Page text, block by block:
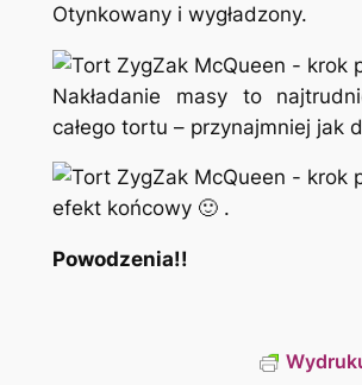
Otynkowany i wygładzony.
Nakładanie masy to
całego tortu – przynajmniej jak
efekt końcowy 🙂 .
Powodzenia!!